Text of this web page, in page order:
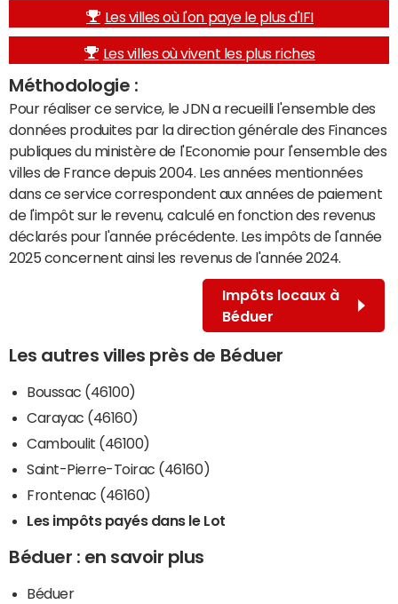
Les villes où l'on paye le plus d'IFI
Les villes où vivent les plus riches
Méthodologie :
Pour réaliser ce service, le JDN a recueilli l'ensemble des
données produites par la direction générale des Finances
publiques du ministère de l'Economie pour l'ensemble des
villes de France depuis 2004. Les années mentionnées
dans ce service correspondent aux années de paiement
de l'impôt sur le revenu, calculé en fonction des revenus
déclarés pour l'année précédente. Les impôts de l'année
2025 concernent ainsi les revenus de l'année 2024.
Impôts locaux à
Béduer
Les autres villes près de Béduer
Boussac (46100)
Carayac (46160)
Camboulit (46100)
Saint-Pierre-Toirac (46160)
Frontenac (46160)
Les impôts payés dans le Lot
Béduer : en savoir plus
Béduer